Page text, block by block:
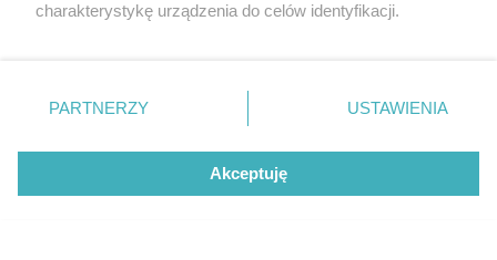
charakterystykę urządzenia do celów identyfikacji.
zmienić/wycofać klikając przycisk ustawień prywatności
znajdujący się w lewym dolnym rogu strony
rodzaje przetwarzania danych nie wymagają zgody
użytkownika, ale masz prawo sprzeciwić się takiemu
PARTNERZY USTAWIENIA
Akceptuję